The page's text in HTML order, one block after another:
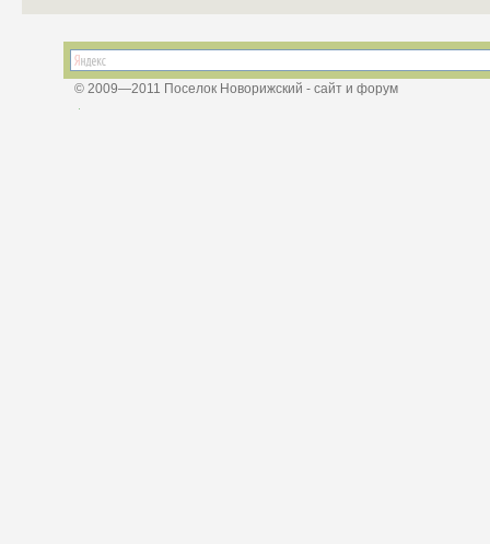
© 2009—2011 Поселок Новорижский - сайт и форум